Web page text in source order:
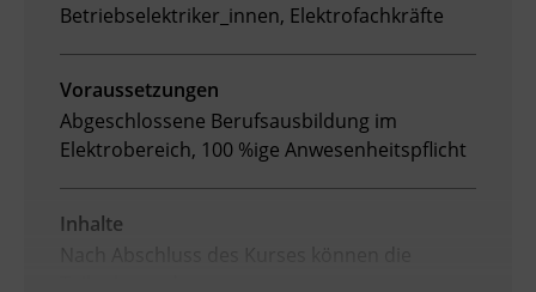
Betriebselektriker_innen, Elektrofachkräfte
Voraussetzungen
Abgeschlossene Berufsausbildung im
Elektrobereich, 100 %ige Anwesenheitspflicht
Inhalte
Nach Abschluss des Kurses können die